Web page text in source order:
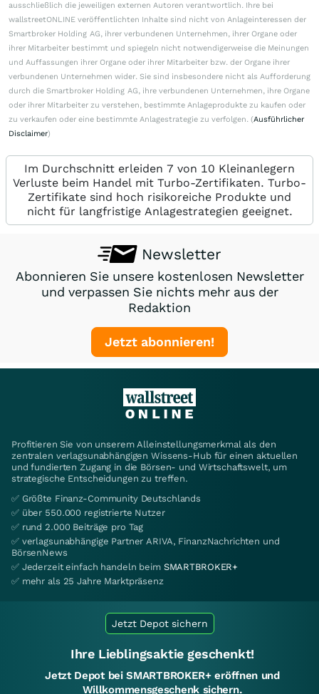
ausschließlich die jeweiligen externen Autoren verantwortlich. Ihre bei
wallstreetONLINE veröffentlichten Inhalte sind nicht von Anlageinteressen der
Smartbroker Holding AG, ihrer verbundenen Unternehmen, ihrer Organe oder
ihrer Mitarbeiter bestimmt und spiegeln nicht notwendigerweise die Meinungen
und Auffassungen ihrer Organe oder ihrer Mitarbeiter bzw. der Organe ihrer
verbundenen Unternehmen wider. Sie sind insbesondere nicht als Aufforderung
durch die Smartbroker Holding AG, ihre verbundenen Unternehmen, ihre Organe
oder ihrer Mitarbeiter zu verstehen, bestimmte Anlageprodukte zu kaufen oder
zu verkaufen oder eine bestimmte Anlagestrategie zu verfolgen. (Ausführlicher
Disclaimer)
Im Durchschnitt erleiden 7 von 10 Kleinanlegern
Verluste beim Handel mit Turbo-Zertifikaten. Turbo-
Zertifikate sind hoch risikoreiche Produkte und
nicht für langfristige Anlagestrategien geeignet.
Newsletter
Abonnieren Sie unsere kostenlosen Newsletter
und verpassen Sie nichts mehr aus der
Redaktion
Jetzt abonnieren!
Profitieren Sie von unserem Alleinstellungsmerkmal als den
zentralen verlagsunabhängigen Wissens-Hub für einen aktuellen
und fundierten Zugang in die Börsen- und Wirtschaftswelt, um
strategische Entscheidungen zu treffen.
✅ Größte Finanz-Community Deutschlands
✅ über 550.000 registrierte Nutzer
✅ rund 2.000 Beiträge pro Tag
✅ verlagsunabhängige Partner ARIVA, FinanzNachrichten und
BörsenNews
✅ Jederzeit einfach handeln beim SMARTBROKER+
✅ mehr als 25 Jahre Marktpräsenz
Jetzt Depot sichern
Ihre Lieblingsaktie geschenkt!
Jetzt Depot bei SMARTBROKER+ eröffnen und
Willkommensgeschenk sichern.